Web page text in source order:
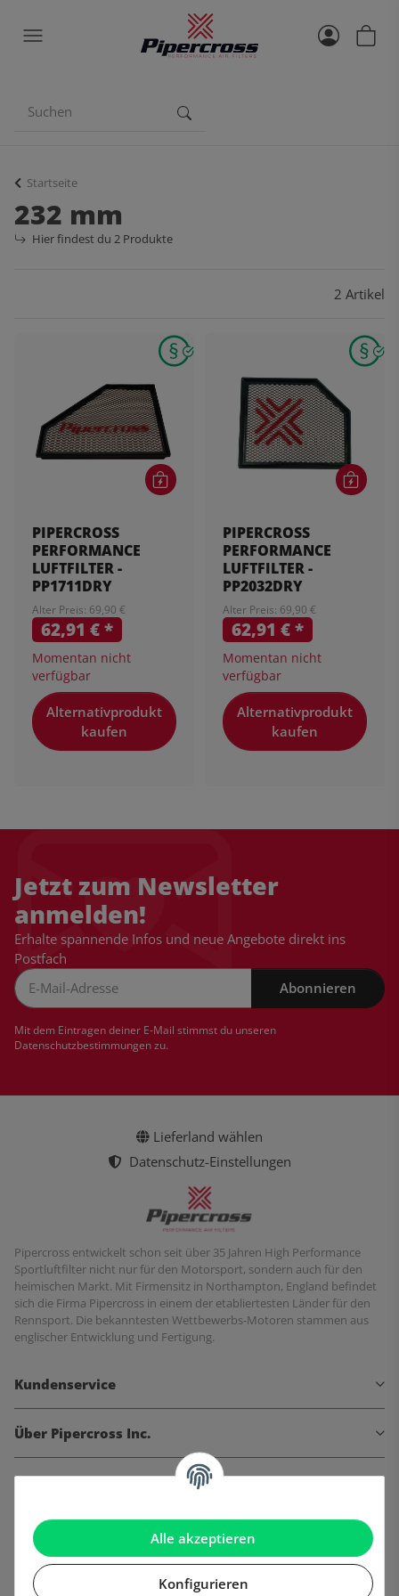
Alle akzeptieren
Konfigurieren
Startseite
232 mm
Hier findest du 2 Produkte
2 Artikel
PIPERCROSS
PERFORMANCE
LUFTFILTER -
PP1711DRY
Alter Preis: 69,90 €
62,91 €*
Momentan nicht
verfügbar
Alternativprodukt
kaufen
PIPERCROSS
PERFORMANCE
LUFTFILTER -
PP2032DRY
Alter Preis: 69,90 €
62,91 €*
Momentan nicht
verfügbar
Alternativprodukt
kaufen
Jetzt zum Newsletter
anmelden!
Erhalte spannende Infos und neue Angebote direkt ins
Postfach
Abonnieren
Mit dem Eintragen deiner E-Mail stimmst du unseren
Datenschutzbestimmungenzu.
Lieferland wählen
Datenschutz-Einstellungen
Pipercross entwickelt schon seit über 35 Jahren High Performance
Sportluftfilter nicht nur für den Motorsport, sondern auch für den
heimischen Markt. Mit Firmensitz in Northampton, England befindet
sich die Firma Pipercross in einem der etabliertesten Länder für den
Rennsport. Die bekanntesten Wettbewerbs-Motoren stammen aus
englischer Entwicklung und Fertigung.
Kundenservice
Über Pipercross Inc.
Informationen
Gesetzliche Informationen